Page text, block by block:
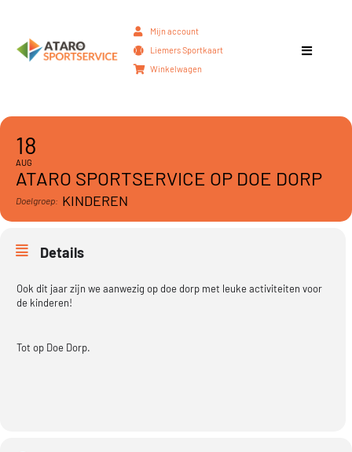
Mijn account
Liemers Sportkaart
Winkelwagen
18
AUG
ATARO SPORTSERVICE OP DOE DORP
Doelgroep: KINDEREN
Details
Ook dit jaar zijn we aanwezig op doe dorp met leuke activiteiten voor
de kinderen!
Tot op Doe Dorp.